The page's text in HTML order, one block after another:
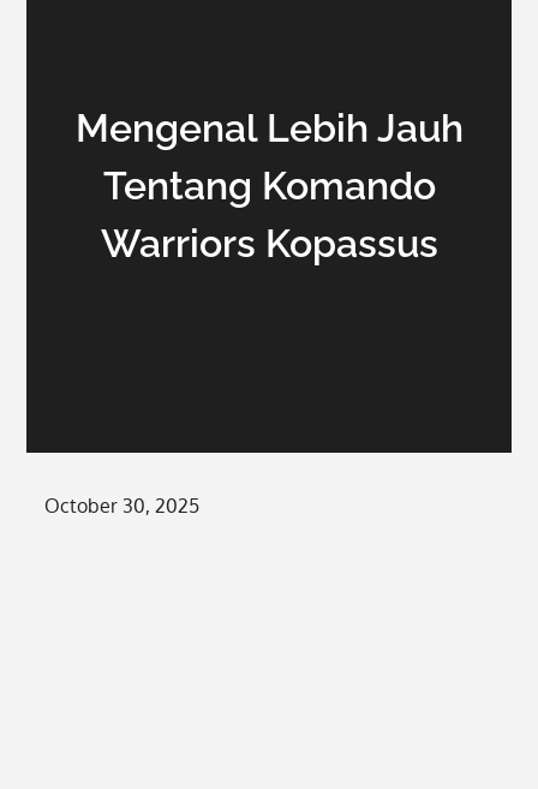
Mengenal Lebih Jauh
Tentang Komando
Warriors Kopassus
Posted
October 30, 2025